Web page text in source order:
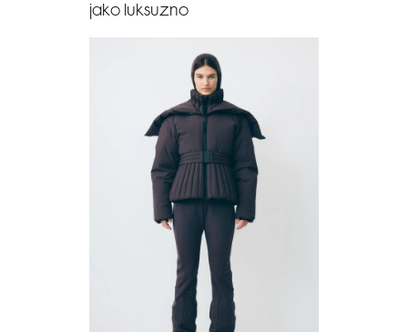
jako luksuzno